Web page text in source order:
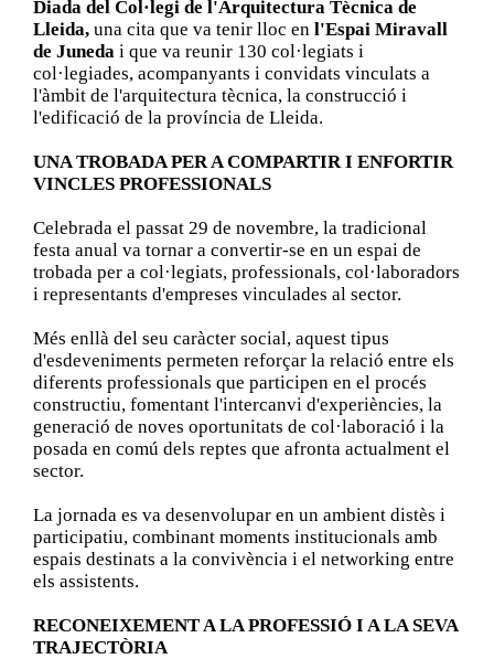
Diada del Col·legi de l'Arquitectura Tècnica de
Lleida,una cita que va tenir lloc en l'Espai Miravall
de Junedai que va reunir 130 col·legiats i
col·legiades, acompanyants i convidats vinculats a
l'àmbit de l'arquitectura tècnica, la construcció i
l'edificació de la província de Lleida.
UNA TROBADA PER A COMPARTIR I ENFORTIR
VINCLES PROFESSIONALS
Celebrada el passat 29 de novembre, la tradicional
festa anual va tornar a convertir-se en un espai de
trobada per a col·legiats, professionals, col·laboradors
i representants d'empreses vinculades al sector.
Més enllà del seu caràcter social, aquest tipus
d'esdeveniments permeten reforçar la relació entre els
diferents professionals que participen en el procés
constructiu, fomentant l'intercanvi d'experiències, la
generació de noves oportunitats de col·laboració i la
posada en comú dels reptes que afronta actualment el
sector.
La jornada es va desenvolupar en un ambient distès i
participatiu, combinant moments institucionals amb
espais destinats a la convivència i el networking entre
els assistents.
RECONEIXEMENT A LA PROFESSIÓ I A LA SEVA
TRAJECTÒRIA